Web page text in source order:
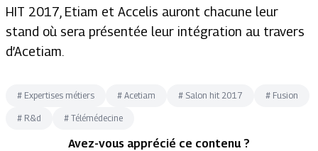
HIT 2017, Etiam et Accelis auront chacune leur
stand où sera présentée leur intégration au travers
d’Acetiam.
# Expertises métiers # Acetiam # Salon hit 2017 # Fusion
# R&d # Télémédecine
Avez-vous apprécié ce contenu ?